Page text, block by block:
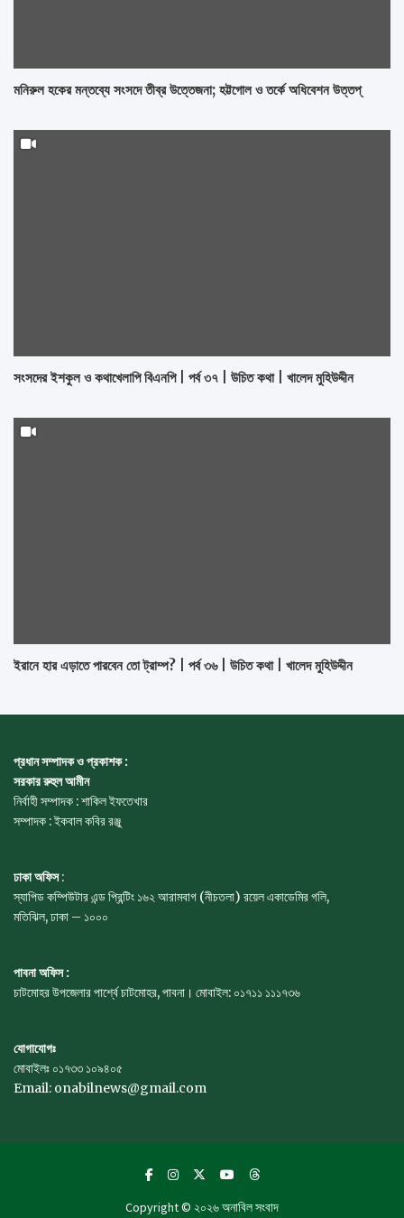
মনিরুল হকের মন্তব্যে সংসদে তীব্র উত্তেজনা; হট্টগোল ও তর্কে অধিবেশন উত্তপ্
সংসদের ইশকুল ও কথাখেলাপি বিএনপি | পর্ব ৩৭ | উচিত কথা | খালেদ মুহিউদ্দীন
ইরানে হার এড়াতে পারবেন তো ট্রাম্প? | পর্ব ৩৬ | উচিত কথা | খালেদ মুহিউদ্দীন
প্রধান সম্পাদক ও প্রকাশক :
সরকার রুহুল আমীন
নির্বাহী সম্পাদক : শাকিল ইফতেখার
সম্পাদক : ইকবাল কবির রঞ্জু
ঢাকা অফিস:
স্যাপিড কম্পিউটার এন্ড প্রিন্টিং ১৬২ আরামবাগ (নীচতলা) রয়েল একাডেমির গলি,
মতিঝিল, ঢাকা – ১০০০
পাবনা অফিস :
চাটমোহর উপজেলার পার্শ্বে চাটমোহর, পাবনা। মোবাইল: ০১৭১১ ১১১৭৩৬
যোগাযোগঃ
মোবাইলঃ ০১৭৩৩ ১০৯৪০৫
Email: onabilnews@gmail.com
Copyright © ২০২৬অনাবিল সংবাদ